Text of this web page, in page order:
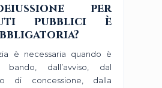
per
pubblici è
è necessaria quando è
dall’avviso, dal
di concessione, dalla